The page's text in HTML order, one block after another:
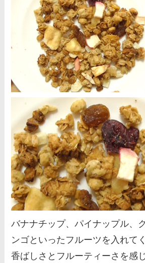
バナナチップ、パイナップル、
ンゴといったフルーツを入れて
香ばしさとフルーティーさを感